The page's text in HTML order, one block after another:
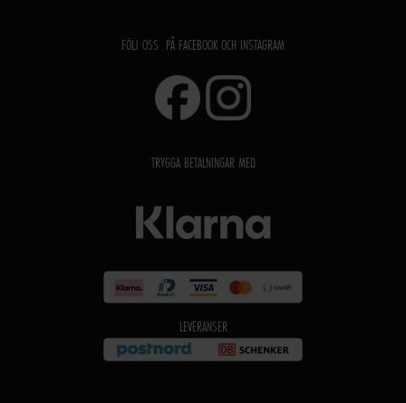
FÖLJ OSS PÅ FACEBOOK OCH INSTAGRAM
TRYGGA BETALNINGAR MED
LEVERANSER